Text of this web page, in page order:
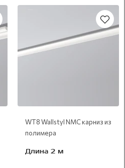
WT8 Wallstyl NMC карниз из
полимера
Длина 2 м